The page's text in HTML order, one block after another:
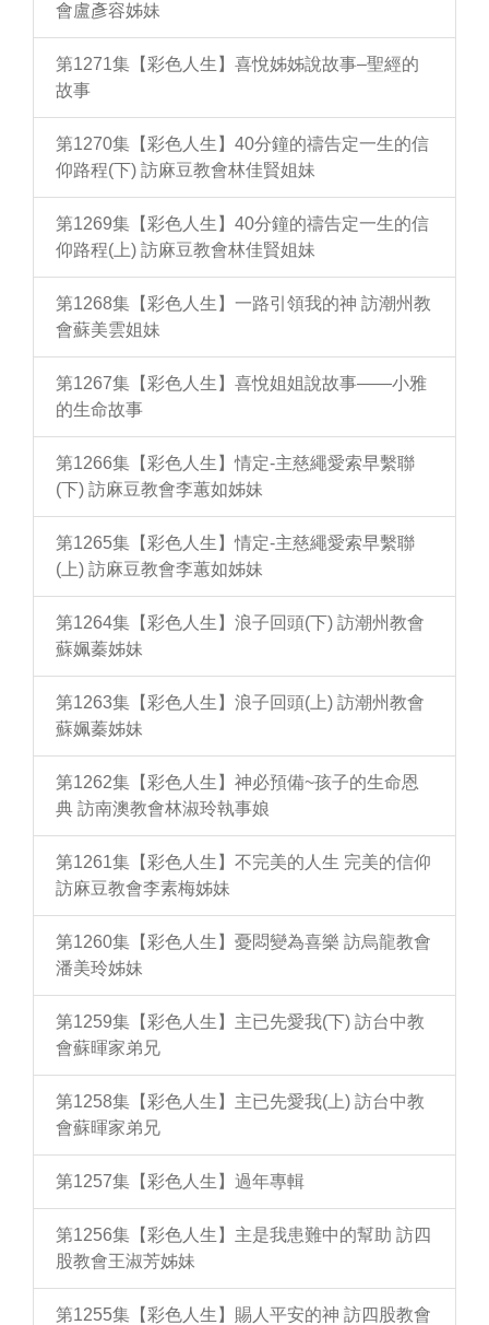
會盧彥容姊妹
第1271集【彩色人生】喜悅姊姊說故事–聖經的
故事
第1270集【彩色人生】40分鐘的禱告定一生的信
仰路程(下) 訪麻豆教會林佳賢姐妹
第1269集【彩色人生】40分鐘的禱告定一生的信
仰路程(上) 訪麻豆教會林佳賢姐妹
第1268集【彩色人生】一路引領我的神 訪潮州教
會蘇美雲姐妹
第1267集【彩色人生】喜悅姐姐說故事——小雅
的生命故事
第1266集【彩色人生】情定-主慈繩愛索早繫聯
(下) 訪麻豆教會李蕙如姊妹
第1265集【彩色人生】情定-主慈繩愛索早繫聯
(上) 訪麻豆教會李蕙如姊妹
第1264集【彩色人生】浪子回頭(下) 訪潮州教會
蘇姵蓁姊妹
第1263集【彩色人生】浪子回頭(上) 訪潮州教會
蘇姵蓁姊妹
第1262集【彩色人生】神必預備~孩子的生命恩
典 訪南澳教會林淑玲執事娘
第1261集【彩色人生】不完美的人生 完美的信仰
訪麻豆教會李素梅姊妹
第1260集【彩色人生】憂悶變為喜樂 訪烏龍教會
潘美玲姊妹
第1259集【彩色人生】主已先愛我(下) 訪台中教
會蘇暉家弟兄
第1258集【彩色人生】主已先愛我(上) 訪台中教
會蘇暉家弟兄
第1257集【彩色人生】過年專輯
第1256集【彩色人生】主是我患難中的幫助 訪四
股教會王淑芳姊妹
第1255集【彩色人生】賜人平安的神 訪四股教會